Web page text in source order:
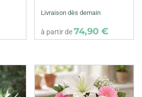
Livraison dès demain
à partir de74,90 €